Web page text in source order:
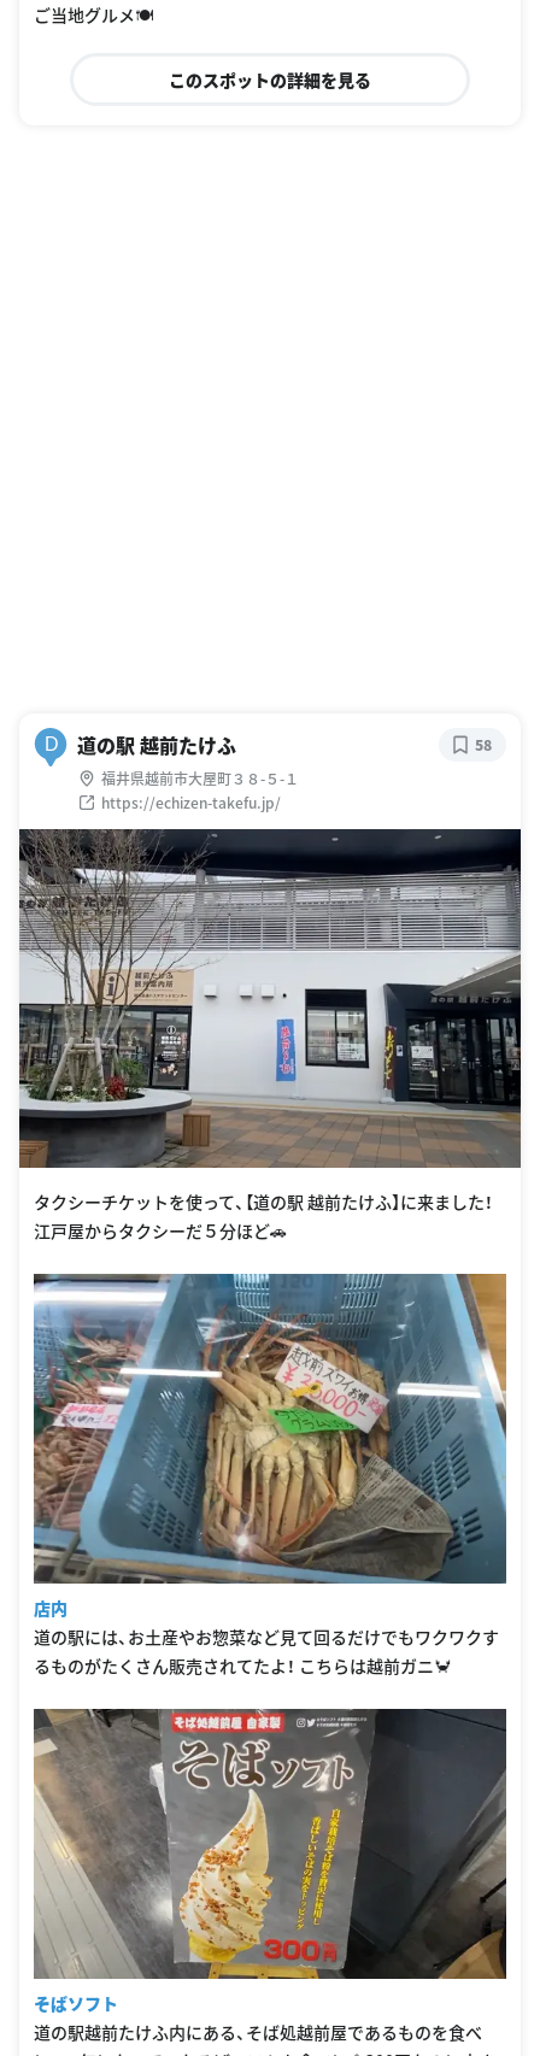
ご当地グルメ🍽️
このスポットの詳細を見る
D 道の駅 越前たけふ
福井県越前市大屋町３８-５-１
https://echizen-takefu.jp/
58
タクシーチケットを使って、【道の駅 越前たけふ】に来ました！
江戸屋からタクシーだ５分ほど🚗
店内
道の駅には、お土産やお惣菜など見て回るだけでもワクワクす
るものがたくさん販売されてたよ！ こちらは越前ガニ🦀
そばソフト
道の駅越前たけふ内にある、そば処越前屋であるものを食べ